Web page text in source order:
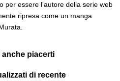
per essere l'autore della serie web
ripresa come un manga
anche piacerti
di recente